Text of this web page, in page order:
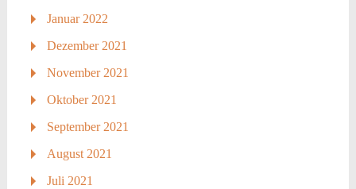
Januar 2022
Dezember 2021
November 2021
Oktober 2021
September 2021
August 2021
Juli 2021